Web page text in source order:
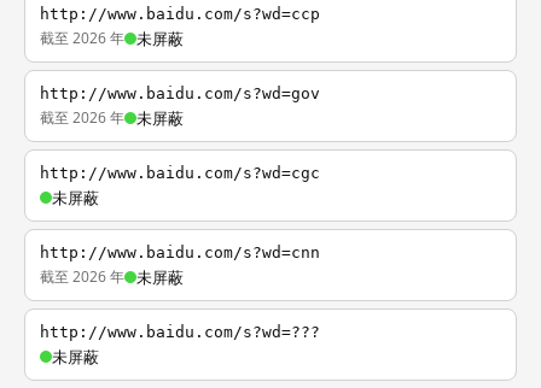
http://www.baidu.com/s?wd=ccp
截至 2026 年 未屏蔽
http://www.baidu.com/s?wd=gov
截至 2026 年 未屏蔽
http://www.baidu.com/s?wd=cgc
未屏蔽
http://www.baidu.com/s?wd=cnn
截至 2026 年 未屏蔽
http://www.baidu.com/s?wd=???
未屏蔽